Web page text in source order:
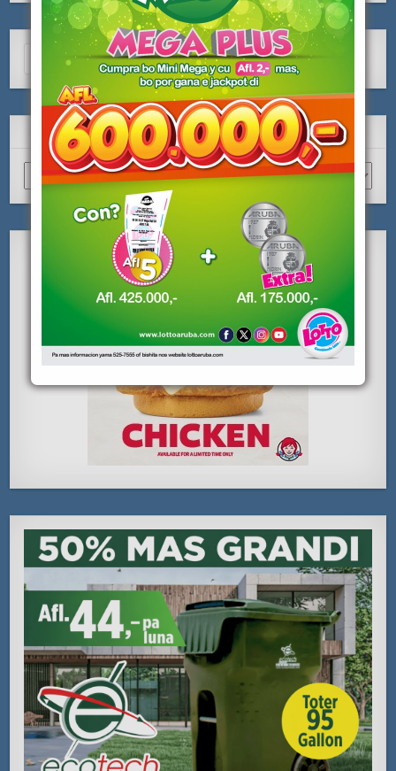
ARCHIVO
Archivo